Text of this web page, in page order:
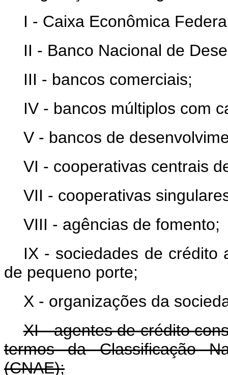
I - Caixa Econômica
II - Banco Nacional de
III - bancos comerciais;
IV - bancos múltiplos com
V - bancos de
VI - cooperativas centrais
VII - cooperativas
VIII - agências de fomento;
IX - sociedades de crédito
de pequeno porte;
X - organizações da
XI - agentes de crédito
termos da Classificação
(CNAE);